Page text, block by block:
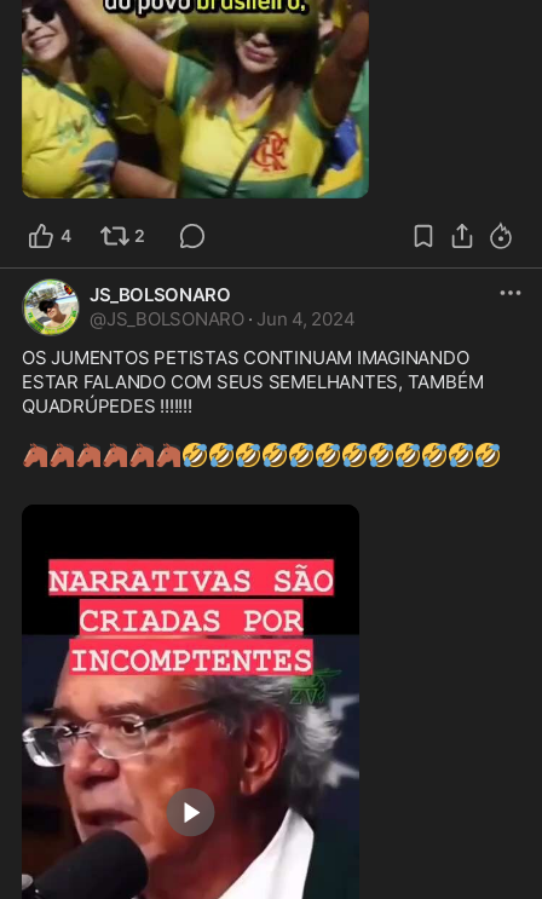
1:34
4 2
JS_BOLSONARO
@JS_BOLSONARO · Jun 4, 2024
OS JUMENTOS PETISTAS CONTINUAM IMAGINANDO
ESTAR FALANDO COM SEUS SEMELHANTES, TAMBÉM
QUADRÚPEDES !!!!!!!
🐴🐴🐴🐴🐴🐴🤣🤣🤣🤣🤣🤣🤣🤣🤣🤣🤣🤣